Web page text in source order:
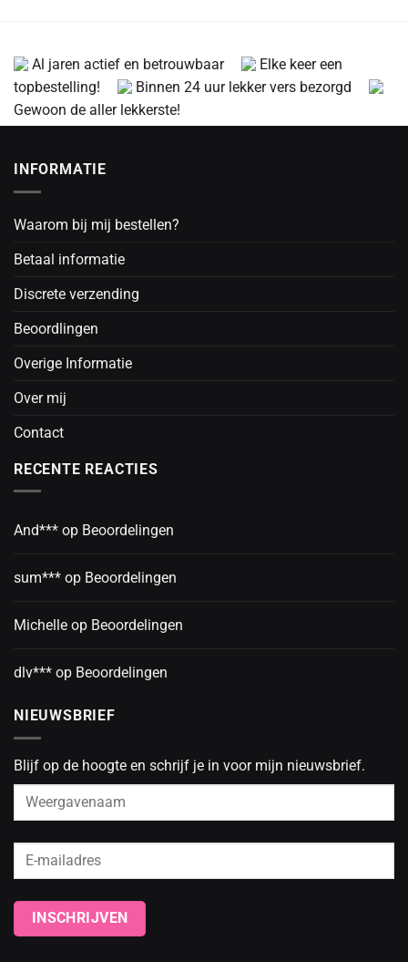
Al jaren actief en betrouwbaar
Elke keer een
topbestelling!
Binnen 24 uur lekker vers bezorgd
Gewoon de aller lekkerste!
INFORMATIE
Waarom bij mij bestellen?
Betaal informatie
Discrete verzending
Beoordlingen
Overige Informatie
Over mij
Contact
RECENTE REACTIES
And*** op Beoordelingen
sum*** op Beoordelingen
Michelle op Beoordelingen
dlv*** op Beoordelingen
NIEUWSBRIEF
Blijf op de hoogte en schrijf je in voor mijn nieuwsbrief.